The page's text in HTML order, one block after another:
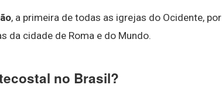
, a primeira de todas as igrejas do Ocidente, por
da cidade de Roma e do Mundo.
no Brasil?